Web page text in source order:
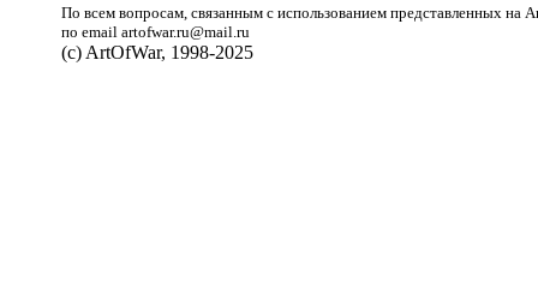
По всем вопросам, связанным с использованием представленных на
по email artofwar.ru@mail.ru
(с) ArtOfWar, 1998-2025